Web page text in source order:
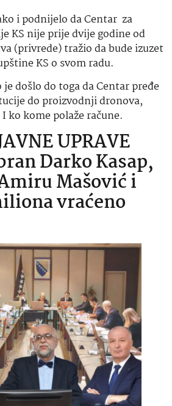
i podnijelo da Centar za
KS nije prije dvije godine od
(privrede) tražio da bude izuzet
KS o svom radu.
došlo do toga da Centar pređe
do proizvodnji dronova,
ko kome polaže račune.
UPRAVE
Darko Kasap,
Mašović i
vraćeno